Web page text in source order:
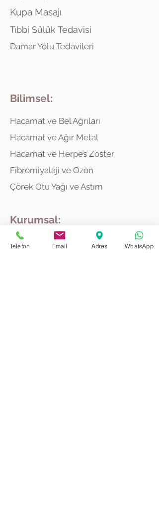
Kupa Masajı
Tıbbi Sülük Tedavisi
Damar Yolu Tedavileri
Bilimsel:
Hacamat ve Bel Ağrıları
Hacamat ve Ağır Metal
Hacamat ve Herpes Zoster
Fibromiyalaji ve Ozon
Çörek Otu Yağı ve Astım
Kurumsal:
Hakkımda
Telefon Email Adres WhatsApp